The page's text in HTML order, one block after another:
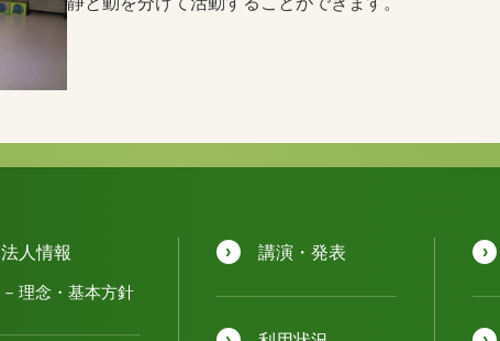
法人情報
理念・基本方針
講演・発表